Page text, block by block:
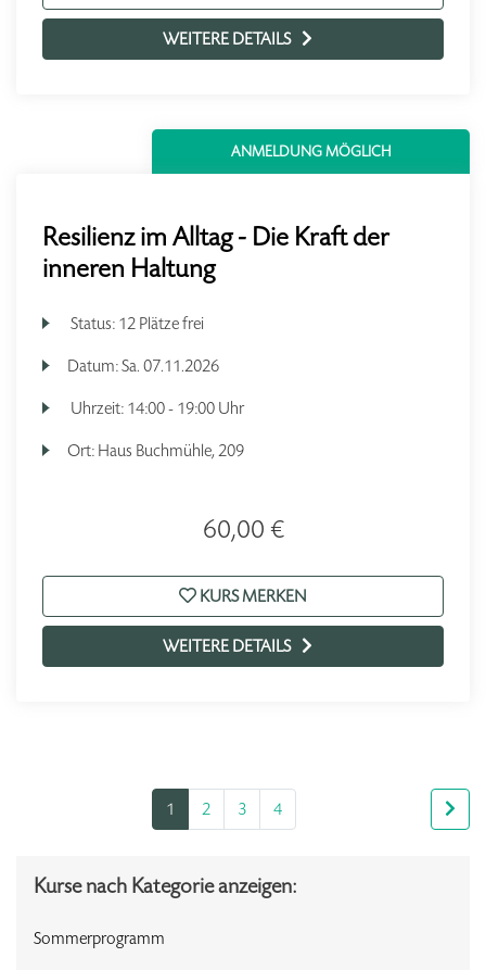
WEITERE DETAILS
ANMELDUNG MÖGLICH
Resilienz im Alltag - Die Kraft der
inneren Haltung
Status: 12 Plätze frei
Datum:Sa. 07.11.2026
Uhrzeit: 14:00 - 19:00 Uhr
Ort: Haus Buchmühle, 209
60,00 €
KURS MERKEN
WEITERE DETAILS
1 2 3 4
Kurse nach Kategorie anzeigen:
Sommerprogramm